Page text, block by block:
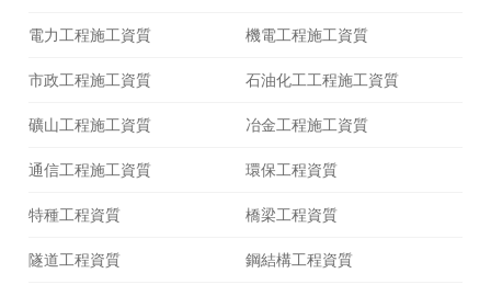
電力工程施工資質 機電工程施工資質
市政工程施工資質 石油化工工程施工資質
礦山工程施工資質 冶金工程施工資質
通信工程施工資質 環保工程資質
特種工程資質 橋梁工程資質
隧道工程資質 鋼結構工程資質